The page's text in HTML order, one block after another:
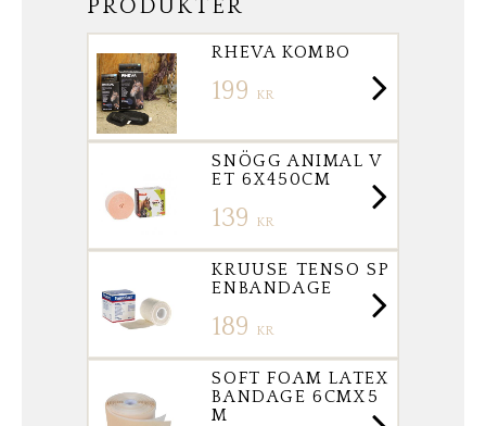
PRODUKTER
RHEVA KOMBO
199 KR
SNÖGG ANIMAL V
ET 6X450CM
139 KR
KRUUSE TENSO SP
ENBANDAGE
189 KR
SOFT FOAM LATEX
BANDAGE 6CMX5
M